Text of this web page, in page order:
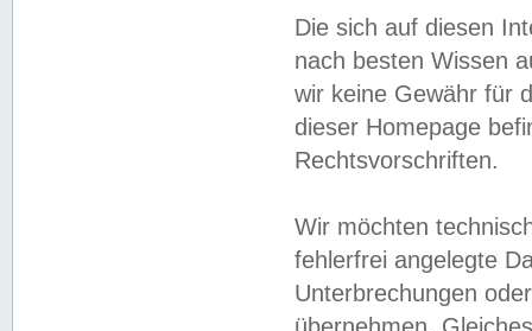
Die sich auf diesen
nach besten Wissen
wir keine Gewähr für
dieser Homepage
Rechtsvorschriften.
Wir möchten
fehlerfrei angelegte
Unterbrechungen